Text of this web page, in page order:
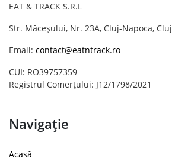
EAT & TRACK S.R.L
Str. Măceșului, Nr. 23A, Cluj-Napoca, Cluj
Email: contact@eatntrack.ro
CUI: RO39757359
Registrul Comerțului: J12/1798/2021
Navigație
Acasă